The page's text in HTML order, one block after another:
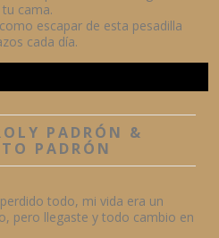
cama.
escapar de esta pesadilla
cada día.
PADRÓN &
PADRÓN
todo, mi vida era un
pero llegaste y todo cambio en